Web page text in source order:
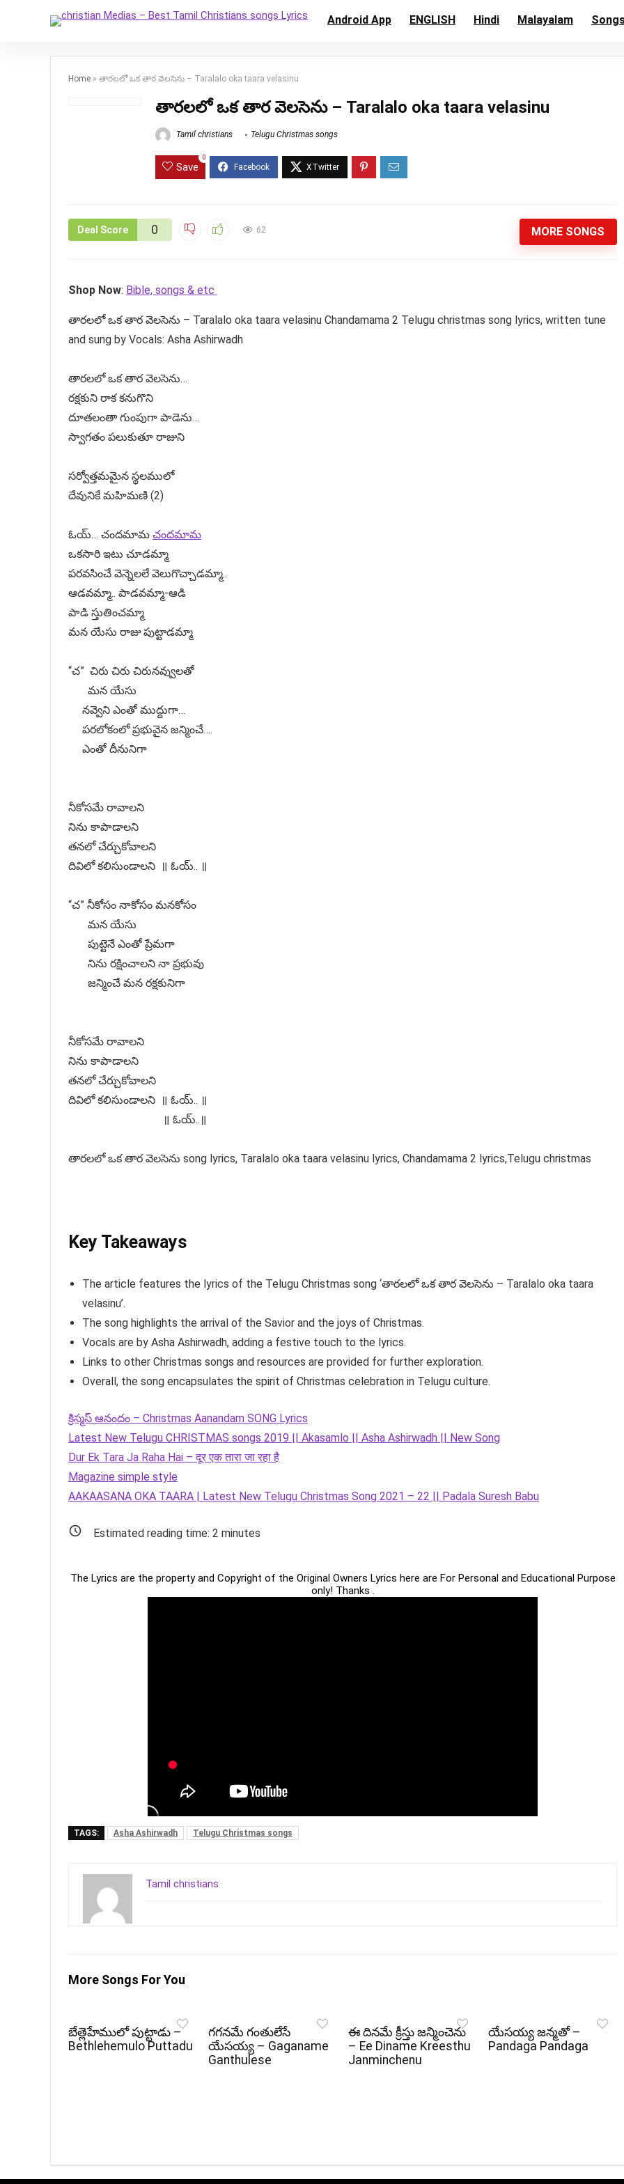
Android App ENGLISH Hindi Malayalam
Home » తారలలో ఒక తార వెలసెను – Taralalo oka taara velasinu
తారలలో ఒక తార వెలసెను – Taralalo oka taara velasinu
Tamil christians Telugu Christmas songs
Save
0
Deal Score 0 62 MORE SONGS
Shop Now: Bible, songs & etc
తారలలో ఒక తార వెలసెను – Taralalo oka taara velasinu Chandamama 2 Telugu christmas song lyrics, written tune
and sung by Vocals: Asha Ashirwadh
తారలలో ఒక తార వెలసెను…
రక్షకుని రాక కనుగొని
దూతలంతా గుంపుగా పాడెను…
స్వాగతం పలుకుతూ రాజుని
సర్వోత్తమమైన స్థలములో
దేవునికే మహిమణి (2)
ఓయ్… చందమామ చందమామ
ఒకసారి ఇటు చూడమ్మా
పరవసించే వెన్నెలలే వెలుగొచ్చాడమ్మా..
ఆడవమ్మా.. పాడవమ్మా-ఆడి
పాడి స్తుతించమ్మా
మన యేసు రాజు పుట్టాడమ్మా
“చ” చిరు చిరు చిరునవ్వులతో
మన యేసు
నవ్వెని ఎంతో ముద్దుగా…
పరలోకంలో ప్రభువైన జన్మించే….
ఎంతో దీనునిగా
నీకోసమే రావాలని
నిను కాపాడాలని
తనలో చేర్చుకోవాలని
దివిలో కలిసుండాలని ॥ ఓయ్.. ॥
“చ” నీకోసం నాకోసం మనకోసం
మన యేసు
పుట్టెనే ఎంతో ప్రేమగా
నిను రక్షించాలని నా ప్రభువు
జన్మించే మన రక్షకునిగా
నీకోసమే రావాలని
నిను కాపాడాలని
తనలో చేర్చుకోవాలని
దివిలో కలిసుండాలని ॥ ఓయ్.. ॥
॥ ఓయ్..॥
తారలలో ఒక తార వెలసెను song lyrics, Taralalo oka taara velasinu lyrics, Chandamama 2 lyrics,Telugu christmas
Key Takeaways
The article features the lyrics of the Telugu Christmas song ‘తారలలో ఒక తార వెలసెను – Taralalo oka taara
velasinu’.
The song highlights the arrival of the Savior and the joys of Christmas.
Vocals are by Asha Ashirwadh, adding a festive touch to the lyrics.
Links to other Christmas songs and resources are provided for further exploration.
Overall, the song encapsulates the spirit of Christmas celebration in Telugu culture.
క్రిస్మస్ ఆనందం – Christmas Aanandam SONG Lyrics
Latest New Telugu CHRISTMAS songs 2019 || Akasamlo || Asha Ashirwadh || New Song
Dur Ek Tara Ja Raha Hai – दूर एक तारा जा रहा है
Magazine simple style
AAKAASANA OKA TAARA | Latest New Telugu Christmas Song 2021 – 22 || Padala Suresh Babu
Estimated reading time: 2 minutes
The Lyrics are the property and Copyright of the Original Owners Lyrics here are For Personal and Educational Purpose
only! Thanks .
TAGS: Asha Ashirwadh Telugu Christmas songs
Tamil christians
More Songs For You
బేత్లెహేములో పుట్టాడు –
Bethlehemulo Puttadu
గగనమే గంతులేసే
యేసయ్య – Gaganame
Ganthulese
ఈ దినమే క్రీస్తు జన్మించెను
– Ee Diname Kreesthu
Janminchenu
యేసయ్య జన్మతో –
Pandaga Pandaga